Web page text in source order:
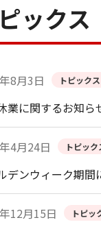
ックス
8月3日 トピックス
業に関するお知ら
4月24日 トピック
デンウィーク期
12月15日 トピッ